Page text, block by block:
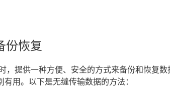
份恢复
，提供一种方便、安全的方式来备份和恢复
用。以下是无缝传输数据的方法：